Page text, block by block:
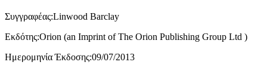
Συγγραφέας:Linwood Barclay
Εκδότης:Orion (an Imprint of The Orion Publishing Group Ltd )
Ημερομηνία Έκδοσης:09/07/2013